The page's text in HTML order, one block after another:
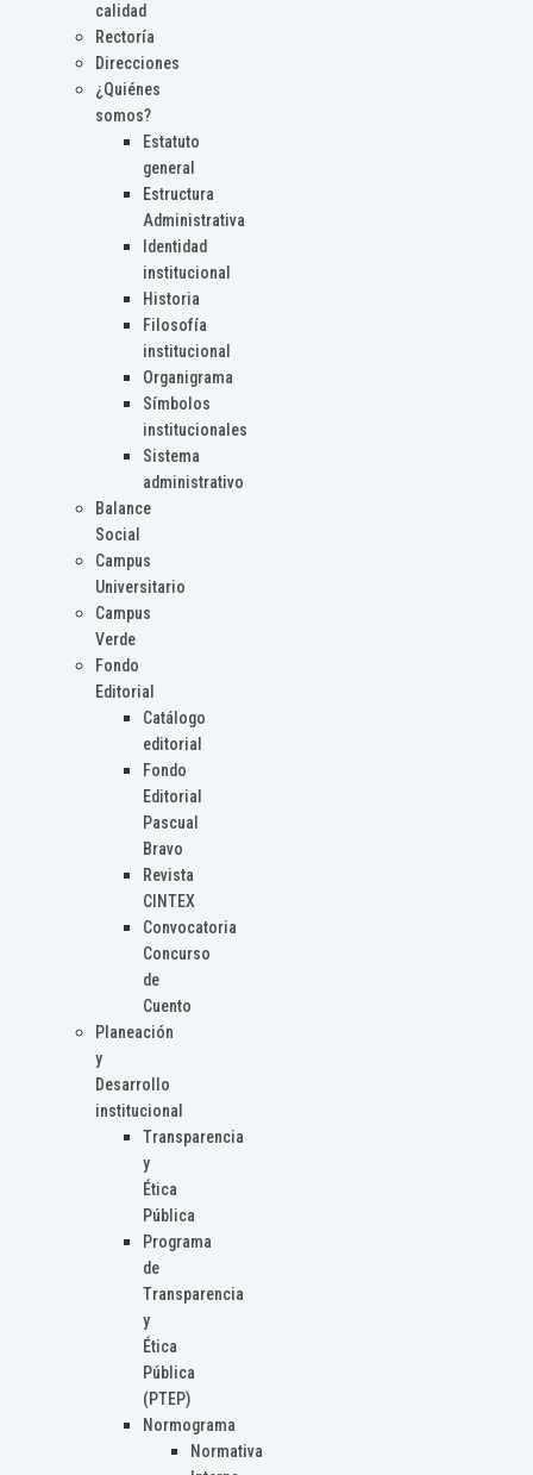
calidad
Rectoría
Direcciones
¿Quiénes
somos?
Estatuto
general
Estructura
Administrativa
Identidad
institucional
Historia
Filosofía
institucional
Organigrama
Símbolos
institucionales
Sistema
administrativo
Balance
Social
Campus
Universitario
Campus
Verde
Fondo
Editorial
Catálogo
editorial
Fondo
Editorial
Pascual
Bravo
Revista
CINTEX
Convocatoria
Concurso
de
Cuento
Planeación
y
Desarrollo
institucional
Transparencia
y
Ética
Pública
Programa
de
Transparencia
y
Ética
Pública
(PTEP)
Normograma
Normativa